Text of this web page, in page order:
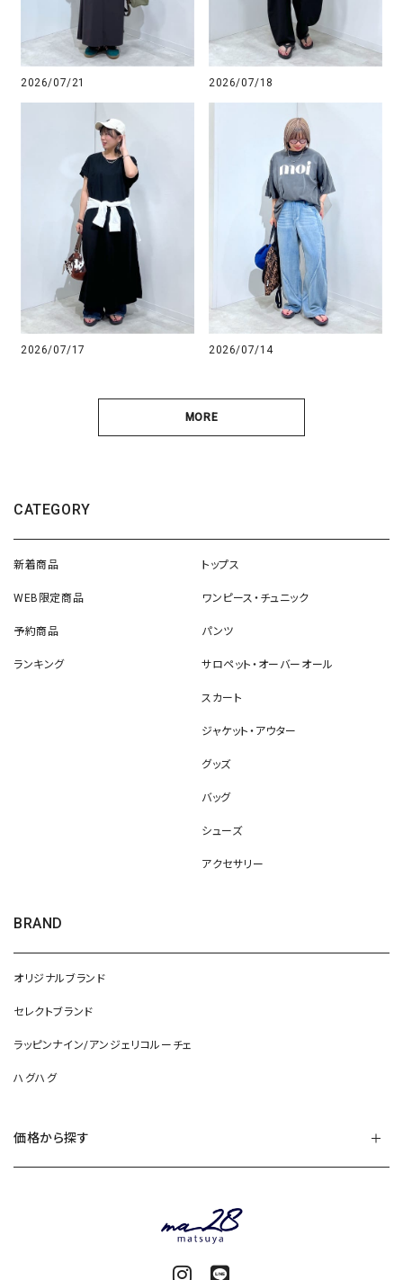
2026/07/21 2026/07/18
2026/07/17 2026/07/14
MORE
CATEGORY
新着商品
WEB限定商品
予約商品
ランキング
トップス
ワンピース・チュニック
パンツ
サロペット・オーバーオール
スカート
ジャケット・アウター
グッズ
バッグ
シューズ
アクセサリー
BRAND
オリジナルブランド
セレクトブランド
ラッピンナイン/アンジェリコルーチェ
ハグハグ
価格から探す